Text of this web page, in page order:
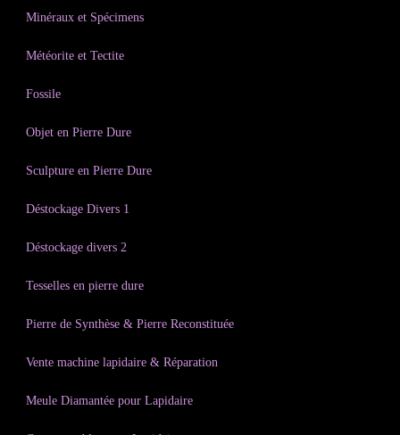
Minéraux et Spécimens
Météorite et Tectite
Fossile
Objet en Pierre Dure
Sculpture en Pierre Dure
Déstockage Divers 1
Déstockage divers 2
Tesselles en pierre dure
Pierre de Synthèse & Pierre Reconstituée
Vente machine lapidaire & Réparation
Meule Diamantée pour Lapidaire